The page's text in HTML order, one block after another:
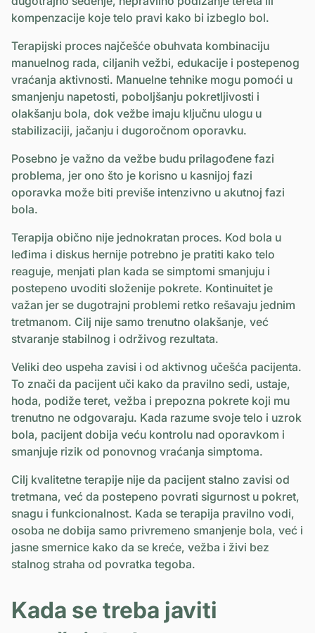
kompenzacije koje telo pravi kako bi izbeglo bol.
Terapijski proces najčešće obuhvata kombinaciju
manuelnog rada, ciljanih vežbi, edukacije i postepenog
vraćanja aktivnosti. Manuelne tehnike mogu pomoći u
smanjenju napetosti, poboljšanju pokretljivosti i
olakšanju bola, dok vežbe imaju ključnu ulogu u
stabilizaciji, jačanju i dugoročnom oporavku.
Posebno je važno da vežbe budu prilagođene fazi
problema, jer ono što je korisno u kasnijoj fazi
oporavka može biti previše intenzivno u akutnoj fazi
bola.
Terapija obično nije jednokratan proces. Kod bola u
leđima i diskus hernije potrebno je pratiti kako telo
reaguje, menjati plan kada se simptomi smanjuju i
postepeno uvoditi složenije pokrete. Kontinuitet je
važan jer se dugotrajni problemi retko rešavaju jednim
tretmanom. Cilj nije samo trenutno olakšanje, već
stvaranje stabilnog i održivog rezultata.
Veliki deo uspeha zavisi i od aktivnog učešća pacijenta.
To znači da pacijent uči kako da pravilno sedi, ustaje,
hoda, podiže teret, vežba i prepozna pokrete koji mu
trenutno ne odgovaraju. Kada razume svoje telo i uzrok
bola, pacijent dobija veću kontrolu nad oporavkom i
smanjuje rizik od ponovnog vraćanja simptoma.
Cilj kvalitetne terapije nije da pacijent stalno zavisi od
tretmana, već da postepeno povrati sigurnost u pokret,
snagu i funkcionalnost. Kada se terapija pravilno vodi,
osoba ne dobija samo privremeno smanjenje bola, već i
jasne smernice kako da se kreće, vežba i živi bez
stalnog straha od povratka tegoba.
Kada se treba javiti